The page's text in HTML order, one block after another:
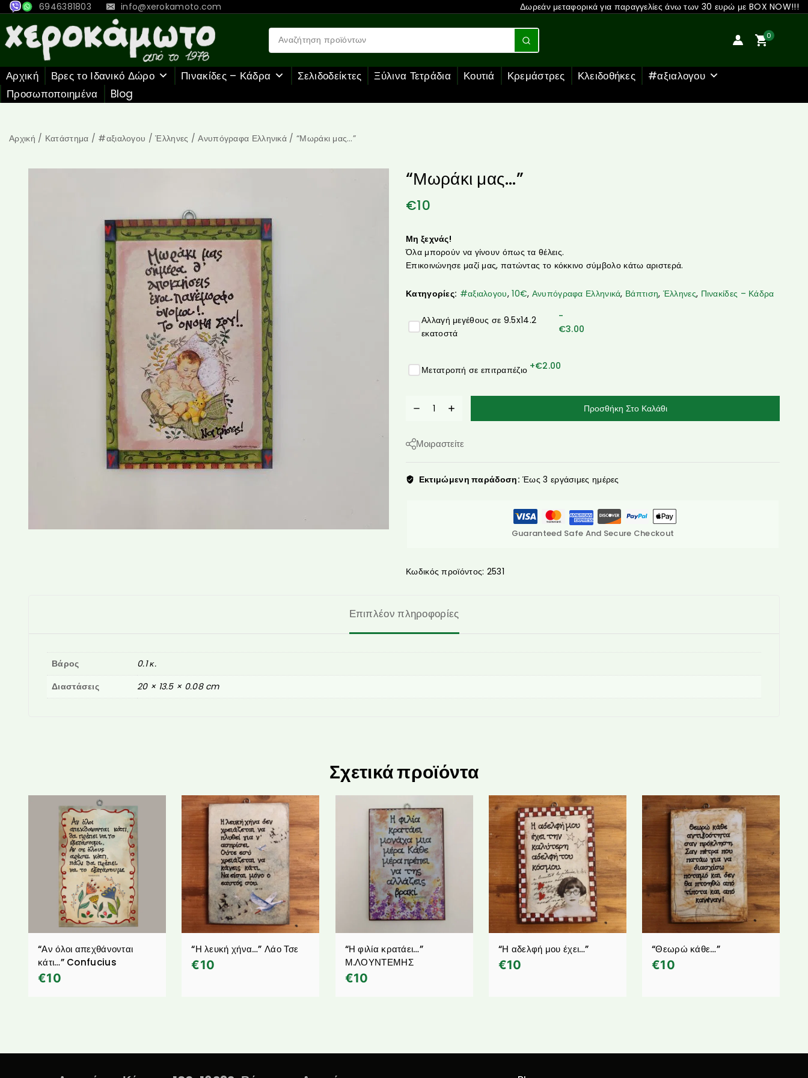
6946381803 info@xerokamoto.com Δωρεάν μεταφορικά για παραγγελίες άνω των 30 ευρώ με BOX NOW!!!
0
Αρχική Βρες το Ιδανικό Δώρο Πινακίδες – Κάδρα Σελιδοδείκτες Ξύλινα Τετράδια Κουτιά Κρεμάστρες Κλειδοθήκες
#αξιαλογου
Προσωποποιημένα
Blog
Αρχική / Κατάστημα / #αξιαλογου / Έλληνες / Ανυπόγραφα Ελληνικά / “Μωράκι μας…”
“Μωράκι μας…”
€10
Μη ξεχνάς!
Όλα μπορούν να γίνουν όπως τα θέλεις.
Επικοινώνησε μαζί μας, πατώντας το κόκκινο σύμβολο κάτω αριστερά.
Κατηγορίες: #αξιαλογου,10€, Ανυπόγραφα Ελληνικά, Βάπτιση, Έλληνες, Πινακίδες – Κάδρα
Αλλαγή μεγέθους σε 9.5x14.2
εκατοστά
-
€3.00
Μετατροπή σε επιτραπέζιο +€2.00
Προσθήκη Στο Καλάθι
Μοιραστείτε
Εκτιμώμενη παράδοση: Έως 3 εργάσιμες ημέρες
Guaranteed Safe And Secure Checkout
Κωδικός προϊόντος: 2531
Επιπλέον πληροφορίες
Βάρος
0.1 κ.
Διαστάσεις
20 × 13.5 × 0.08 cm
Σχετικά προϊόντα
“Αν όλοι απεχθάνονται
κάτι…” Confucius
€10
“Η λευκή χήνα…” Λάο Τσε
€10
“Η φιλία κρατάει…”
Μ.ΛΟΥΝΤΕΜΗΣ
€10
“Η αδελφή μου έχει…”
€10
“Θεωρώ κάθε…”
€10